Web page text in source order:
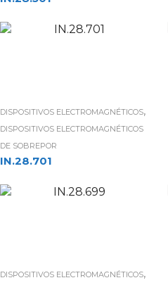
DISPOSITIVOS ELECTROMAGNÉTICOS,
DISPOSITIVOS ELECTROMAGNÉTICOS
DE SOBREPOR
IN.28.701
DISPOSITIVOS ELECTROMAGNÉTICOS,